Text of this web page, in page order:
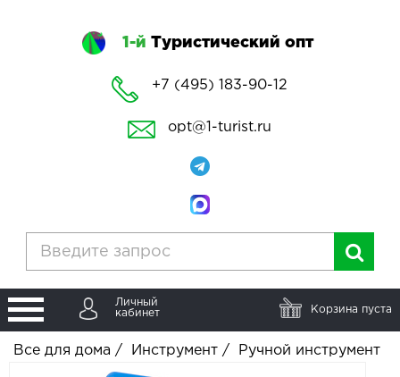
1-й Туристический опт
+7 (495) 183-90-12
opt@1-turist.ru
Личный
кабинет
Корзина пуста
Все для дома / Инструмент / Ручной инструмент